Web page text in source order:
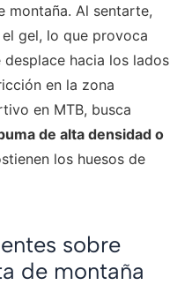
montaña. Al sentarte,
gel, lo que provoca
hacia los lados
en la zona
en MTB, busca
de alta densidad o
los huesos de
sobre
de montaña